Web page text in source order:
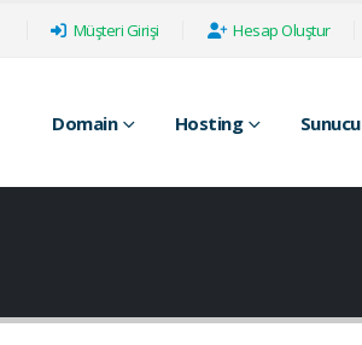
Müşteri Girişi Hesap Oluştur
Domain Hosting Sunucu